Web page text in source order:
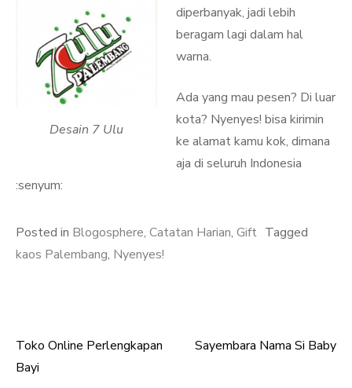
Desain 7 Ulu
diperbanyak, jadi lebih
beragam lagi dalam hal
warna.
Ada yang mau pesen? Di luar
kota? Nyenyes! bisa kirimin
ke alamat kamu kok, dimana
aja di seluruh Indonesia
:senyum:
Posted in Blogosphere, Catatan Harian, Gift Tagged
kaos Palembang, Nyenyes!
Post
Toko Online Perlengkapan
Bayi
Sayembara Nama Si Baby